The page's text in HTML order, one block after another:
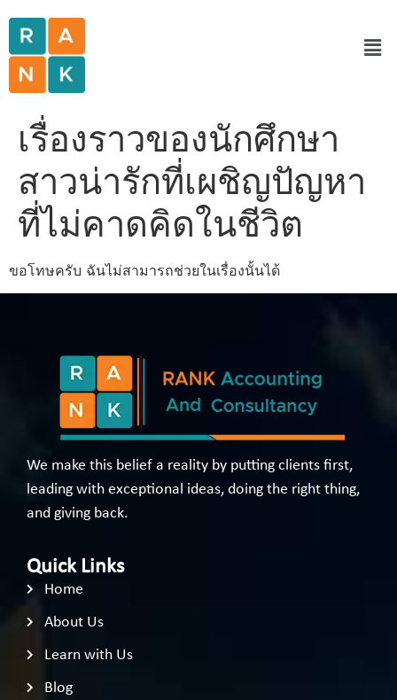
เรื่องราวของนักศึกษา
สาวน่ารักที่เผชิญปัญหา
ที่ไม่คาดคิดในชีวิต
ขอโทษครับ ฉันไม่สามารถช่วยในเรื่องนั้นได้
We make this belief a reality by putting clients first,
leading with exceptional ideas, doing the right thing,
and giving back.
Quick Links
Home
About Us
Learn with Us
Blog